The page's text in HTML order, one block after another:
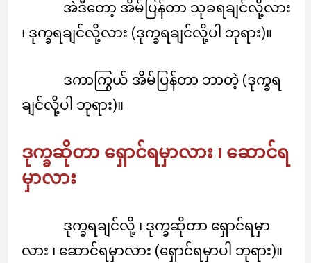
အဲဒီတော့ အိမ်ပြန်တာ သုခရချင်လို့လား
၊ ဒုက္ခရချင်လို့လား (ဒုက္ခရချင်လို့ပါ ဘုရား)။
ဒကာကြွယ် အိမ်ပြန်တာ ဘာတဲ့ (ဒုက္ခရ
ချင်လို့ပါ ဘုရား)။
ဒုက္ခဆိုတာ ရှောင်ရမှာလား ၊ ဆောင်ရ
မှာလား
ဒုက္ခရချင်လို့ ၊ ဒုက္ခဆိုတာ ရှောင်ရမှာ
လား ၊ ဆောင်ရမှာလား (ရှောင်ရမှာပါ ဘုရား)။